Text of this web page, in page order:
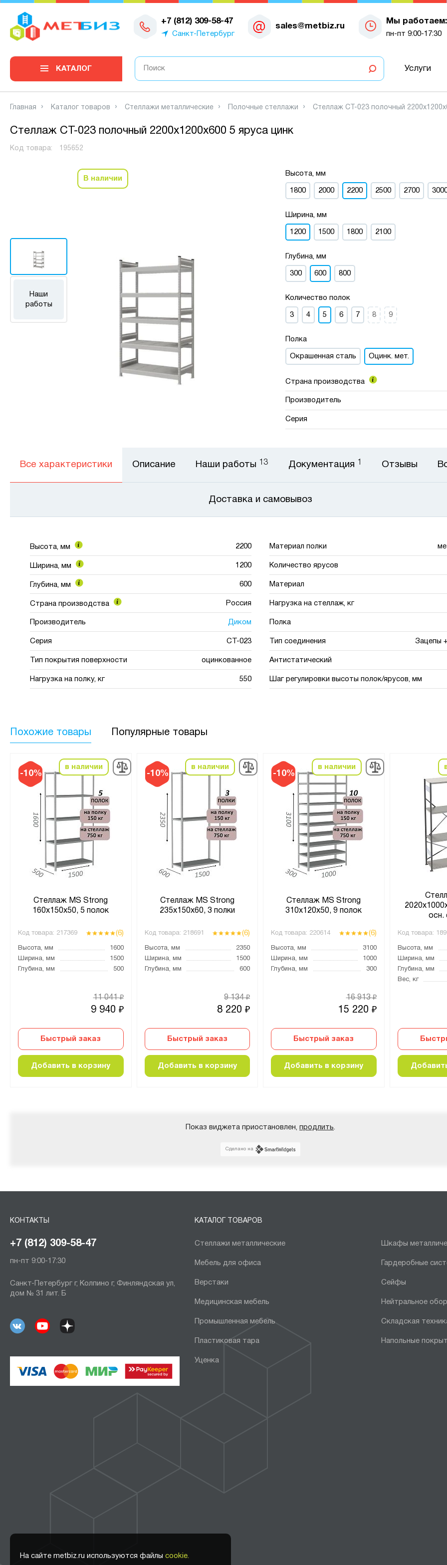
+7 (812) 309-58-47
Санкт-Петербург
sales@metbiz.ru
Мы работаем:
пн-пт 9:00-17:30
0
КАТАЛОГ Услуги
Главная Каталог товаров Стеллажи металлические Полочные стеллажи Стеллаж СТ-023 полочный
Стеллаж СТ-023 полочный 2200x1200x600 5 яруса цинк
Код товара: 195652
Наши
работы
В наличии
Высота, мм
1800 2000 2200 2500 2700
Ширина, мм
1200 1500 1800 2100
Глубина, мм
300 600 800
Количество полок
3 4 5 6 7 8 9
Полка
Окрашенная сталь Оцинк. мет.
Страна производства
Производитель
Серия
Все характеристики
Высота, мм 2200
Ширина, мм 1200
Глубина, мм 600
Страна производства Россия
Производитель Диком
Серия СТ-023
Тип покрытия поверхности оцинкованное
Нагрузка на полку, кг 550
Материал полки
Количество ярусов
Материал
Нагрузка на стеллаж, кг
Полка
Тип соединения Зацепы
Антистатический
Шаг регулировки высоты полок/ярусов, мм
Описание Наши работы 13 Документация Отзывы
Доставка и самовывоз
Похожие товары Популярные товары
-10%
в наличии
Стеллаж MS Strong
160х150х50, 5 полок
Код товара: 217369 (6)
Высота, мм
1600
Ширина, мм
1500
Глубина, мм
500
9 940 ₽
11 041₽
Быстрый заказ
Добавить в корзину
-10%
в наличии
Стеллаж MS Strong
235х150х60, 3 полки
Код товара: 218691 (6)
Высота, мм
2350
Ширина, мм
1500
Глубина, мм
600
8 220 ₽
9 134₽
Быстрый заказ
Добавить в корзину
-10%
в наличии
Стеллаж MS Strong
310х120х50, 9 полок
Код товара: 220614 (6)
Высота, мм
3100
Ширина, мм
1000
Глубина, мм
300
15 220 ₽
16 913₽
Быстрый заказ
Добавить в корзину
осн.
Код товара:
Высота, мм
Ширина, мм
Глубина, мм
Вес, кг
Показ виджета приостановлен, продлить
Сделано на
На сайте metbiz.ru используются файлы cookie.
КОНТАКТЫ
+7 (812) 309-58-47
пн-пт 9:00-17:30
Санкт-Петербург г, Колпино г, Финляндская ул,
дом № 31 лит. Б
КАТАЛОГ ТОВАРОВ
Стеллажи металлические Шкафы
Мебель для офиса Гардеробные
Верстаки Сейфы
Медицинская мебель Нейтральное
Промышленная мебель Складская
Пластиковая тара Напольные
Уценка